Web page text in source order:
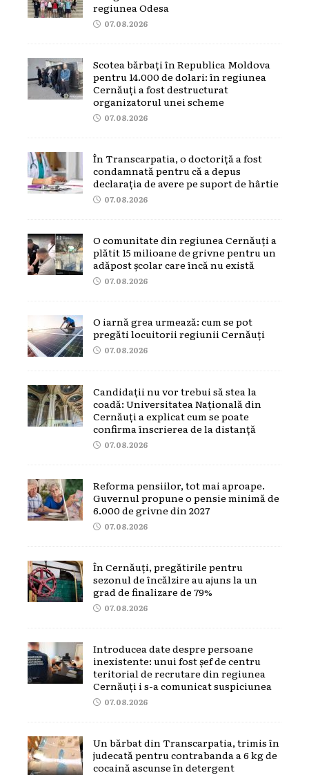
regiunea Odesa
07.08.2026
Scotea bărbați în Republica Moldova
pentru 14.000 de dolari: în regiunea
Cernăuți a fost destructurat
organizatorul unei scheme
07.08.2026
În Transcarpatia, o doctoriță a fost
condamnată pentru că a depus
declarația de avere pe suport de hârtie
07.08.2026
O comunitate din regiunea Cernăuți a
plătit 15 milioane de grivne pentru un
adăpost școlar care încă nu există
07.08.2026
O iarnă grea urmează: cum se pot
pregăti locuitorii regiunii Cernăuți
07.08.2026
Candidații nu vor trebui să stea la
coadă: Universitatea Națională din
Cernăuți a explicat cum se poate
confirma înscrierea de la distanță
07.08.2026
Reforma pensiilor, tot mai aproape.
Guvernul propune o pensie minimă de
6.000 de grivne din 2027
07.08.2026
În Cernăuți, pregătirile pentru
sezonul de încălzire au ajuns la un
grad de finalizare de 79%
07.08.2026
Introducea date despre persoane
inexistente: unui fost șef de centru
teritorial de recrutare din regiunea
Cernăuți i s-a comunicat suspiciunea
07.08.2026
Un bărbat din Transcarpatia, trimis în
judecată pentru contrabanda a 6 kg de
cocaină ascunse în detergent